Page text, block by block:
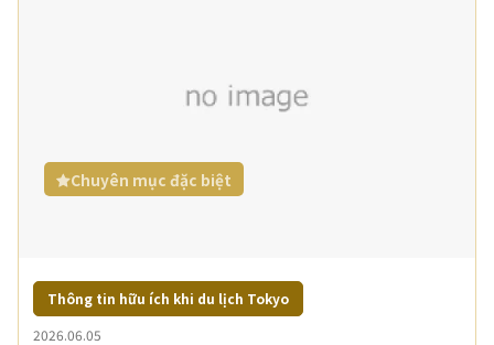
Chuyên mục đặc biệt
Thông tin hữu ích khi du lịch Tokyo
2026.06.05